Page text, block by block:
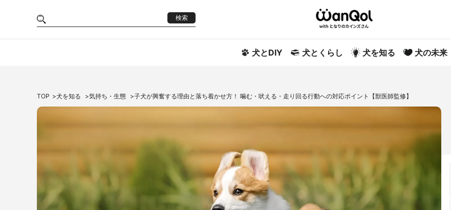
検索
犬とDIY 犬とくらし 犬を知る 犬の未来
TOP 犬を知る 気持ち・生態 子犬が興奮する理由と落ち着かせ方！ 噛む・吠える・走り回る行動への対応ポイント【獣医師監修】